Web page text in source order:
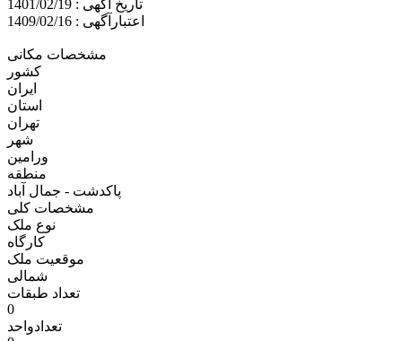
تاریخ آگهی : 1401/02/19
اعتبارآگهی : 1409/02/16
مشخصات مکانی
کشور
ایران
استان
تهران
شهر
ورامین
منطقه
پاکدشت - جمال آباد
مشخصات کلی
نوع ملک
کارگاه
موقعیت ملک
شمالی
تعداد طبقات
0
تعدادواحد